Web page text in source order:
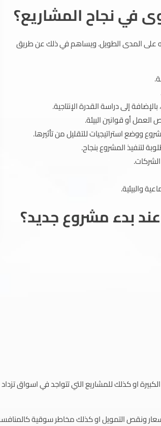
في نجاح المشاريع؟
على المدى الطويل. ويساهم في ذلك عن طريق
إلى دراسة القدرة الإنتاجية.
العمل أو قوانين البيئة.
ووضع استراتيجيات للتقليل من تأثيرها.
لتنفيذ المشروع بنجاح.
والبيئية.
بدء مشروع جديد؟
او كذلك للمشاريع التي تتواجد في اسواق تزداد
ونقص التمويل او كذلك مخاطر سوقية